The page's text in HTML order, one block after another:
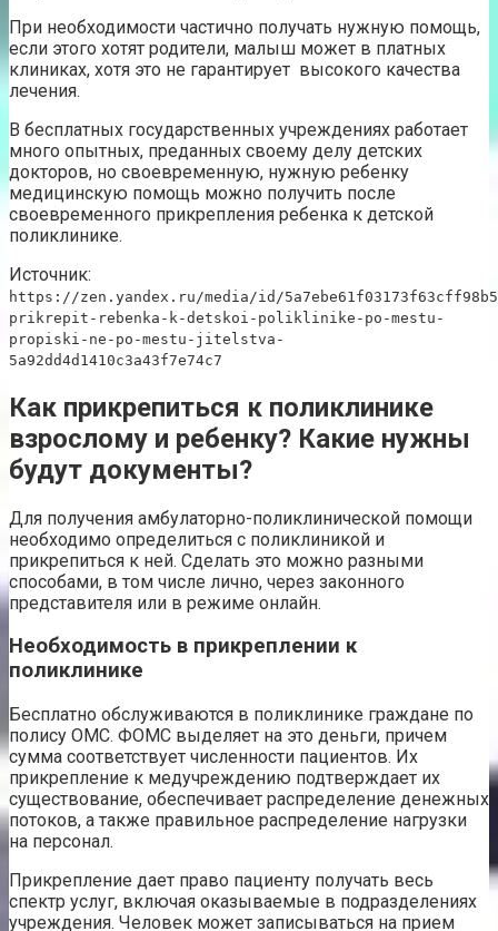
При необходимости частично получать нужную помощь,
если этого хотят родители, малыш может в платных
клиниках, хотя это не гарантирует высокого качества
лечения.
В бесплатных государственных учреждениях работает
много опытных, преданных своему делу детских
докторов, но своевременную, нужную ребенку
медицинскую помощь можно получить после
своевременного прикрепления ребенка к детской
поликлинике.
Источник:
https://zen.yandex.ru/media/id/
prikrepit-rebenka-k-detskoi-poliklinike-po-mestu-
propiski-ne-po-mestu-jitelstva-
5a92dd4d1410c3a43f7e74c7
Как прикрепиться к поликлинике
взрослому и ребенку? Какие нужны
будут документы?
Для получения амбулаторно-поликлинической помощи
необходимо определиться с поликлиникой и
прикрепиться к ней. Сделать это можно разными
способами, в том числе лично, через законного
представителя или в режиме онлайн.
Необходимость в прикреплении к
поликлинике
Бесплатно обслуживаются в поликлинике граждане по
полису ОМС. ФОМС выделяет на это деньги, причем
сумма соответствует численности пациентов. Их
прикрепление к медучреждению подтверждает их
существование, обеспечивает распределение денежных
потоков, а также правильное распределение нагрузки
на персонал.
Прикрепление дает право пациенту получать весь
спектр услуг, включая оказываемые в подразделениях
учреждения. Человек может записываться на прием